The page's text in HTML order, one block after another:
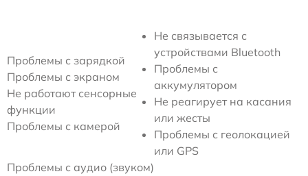
Проблемы с зарядкой
Проблемы с экраном
Не работают сенсорные
функции
Проблемы с камерой
Не связывается с
устройствами Bluetooth
Проблемы с
аккумулятором
Не реагирует на касания
или жесты
Проблемы с геолокацией
или GPS
Проблемы с аудио (звуком)